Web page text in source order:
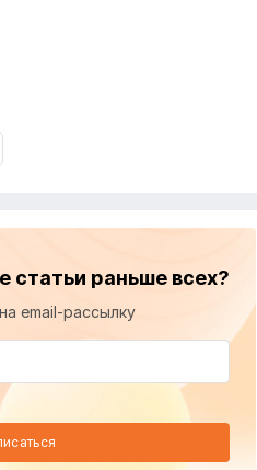
статьи раньше всех?
email-рассылку